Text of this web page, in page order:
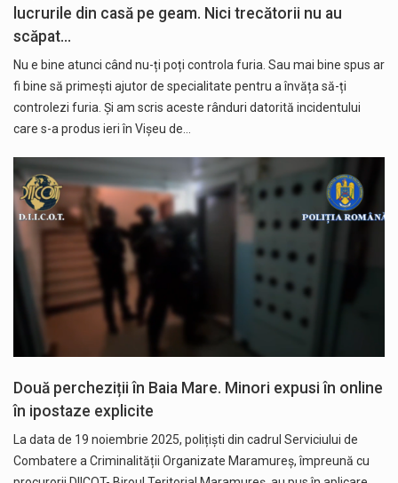
lucrurile din casă pe geam. Nici trecătorii nu au
scăpat…
Nu e bine atunci când nu-ți poți controla furia. Sau mai bine spus ar
fi bine să primești ajutor de specialitate pentru a învăța să-ți
controlezi furia. Și am scris aceste rânduri datorită incidentului
care s-a produs ieri în Vișeu de…
Două percheziții în Baia Mare. Minori expusi în online
în ipostaze explicite
La data de 19 noiembrie 2025, polițiști din cadrul Serviciului de
Combatere a Criminalității Organizate Maramureș, împreună cu